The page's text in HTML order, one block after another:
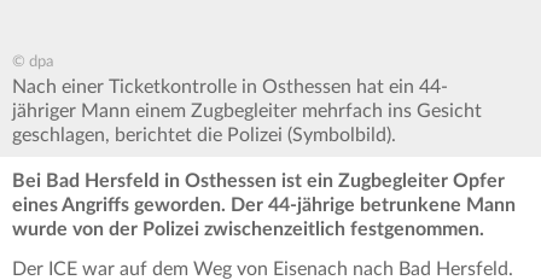
© dpa
Nach einer Ticketkontrolle in Osthessen hat ein 44-
jähriger Mann einem Zugbegleiter mehrfach ins Gesicht
geschlagen, berichtet die Polizei (Symbolbild).
Bei Bad Hersfeld in Osthessen ist ein Zugbegleiter Opfer
eines Angriffs geworden. Der 44-jährige betrunkene Mann
wurde von der Polizei zwischenzeitlich festgenommen.
Der ICE war auf dem Weg von Eisenach nach Bad Hersfeld.